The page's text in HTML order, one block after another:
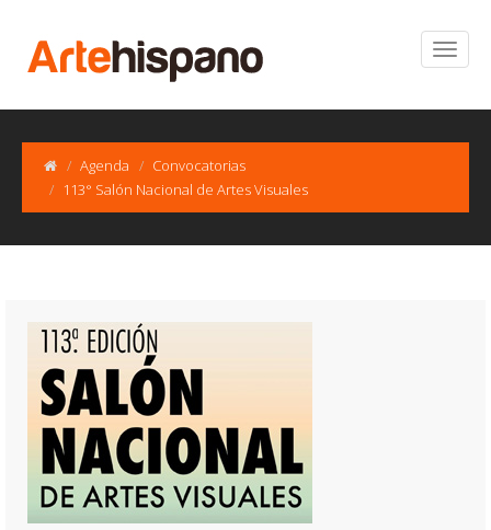
Agenda
Convocatorias
113° Salón Nacional de Artes Visuales